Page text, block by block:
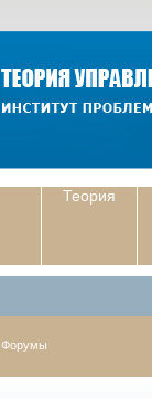
Теория
Форумы